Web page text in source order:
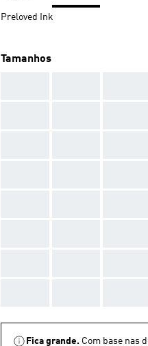
Preloved Ink
Tamanhos
Fica grande. Com base nas